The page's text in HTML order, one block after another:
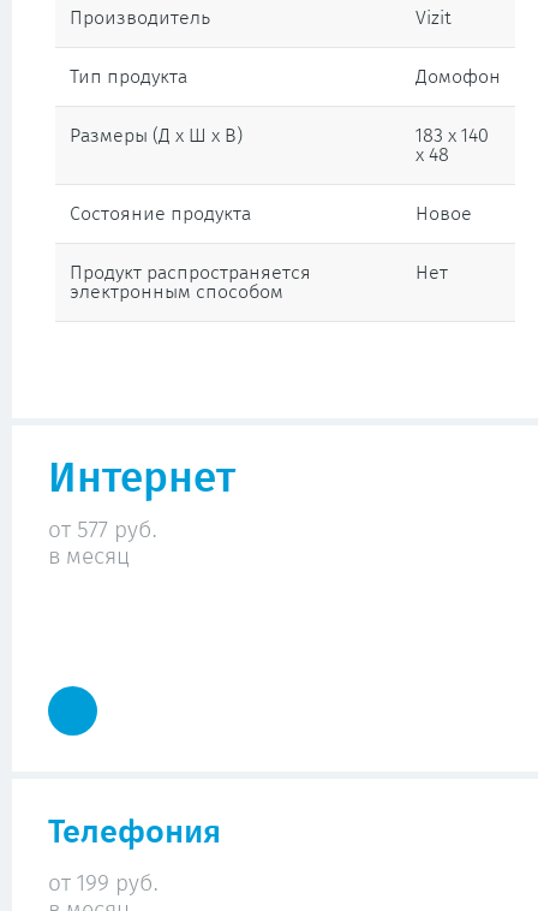
Производитель Vizit
Тип продукта Домофон
Размеры (Д х Ш х В)
183 x 140
x 48
Состояние продукта Новое
Продукт распространяется
электронным способом
Нет
Интернет
от 577 руб.
в месяц
Телефония
от 199 руб.